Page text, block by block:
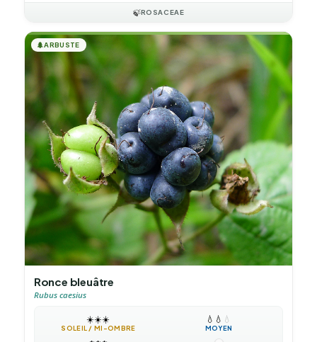
🍃ROSACEAE
🌲ARBUSTE
Ronce bleuâtre
Rubus caesius
☀️☀️☀️
SOLEIL / MI-OMBRE
💧 💧 💧
MOYEN